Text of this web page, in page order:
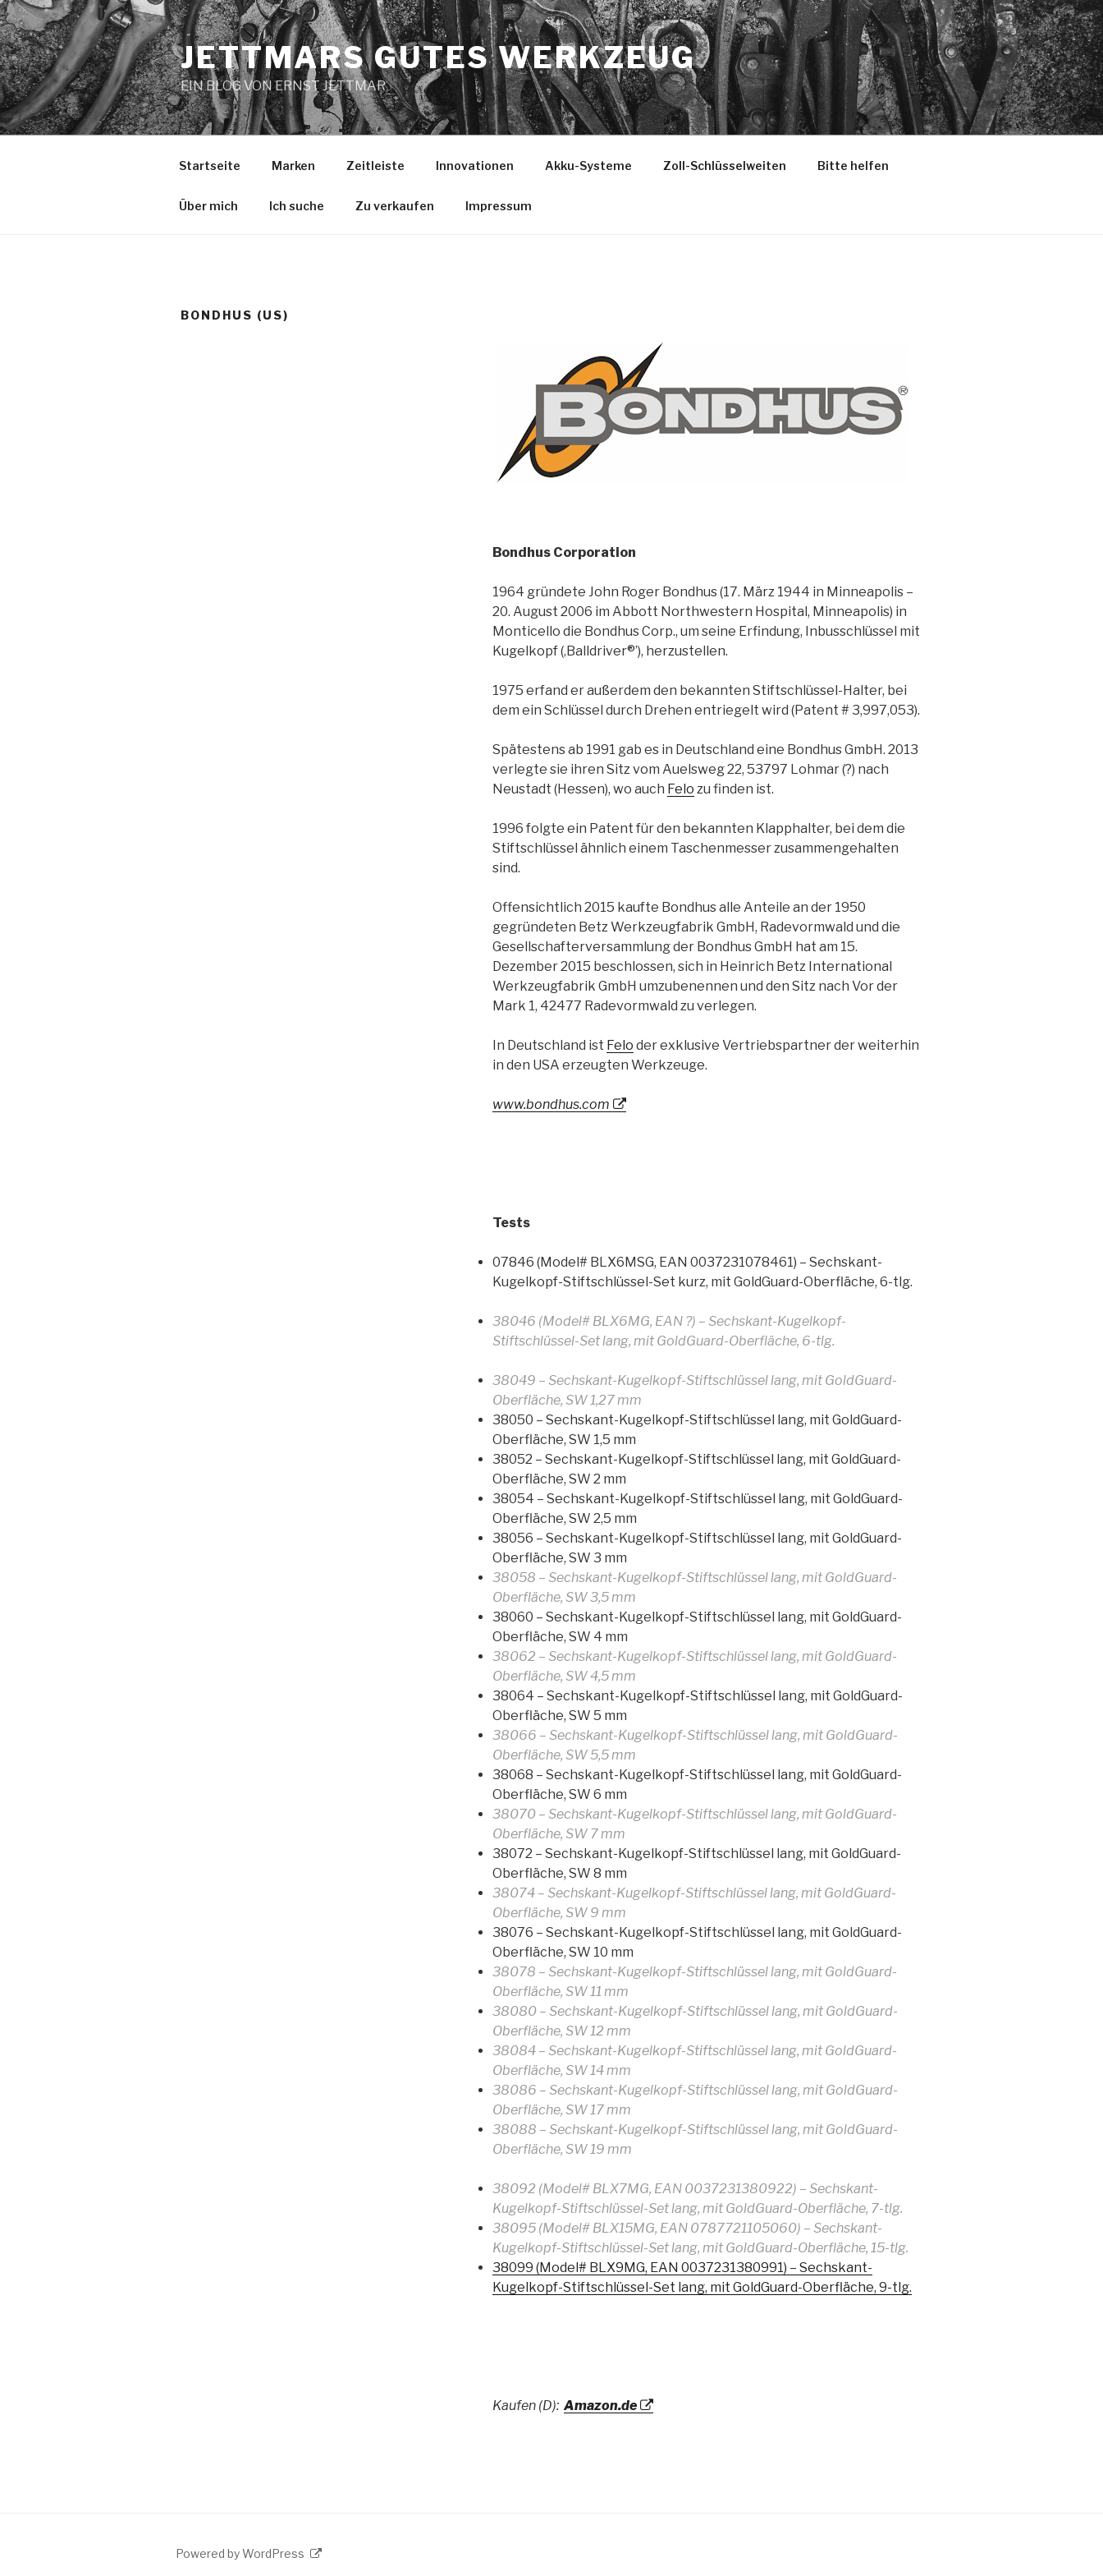
Zum
Inhalt
springen
JETTMARS GUTES WERKZEUG
EIN BLOG VON ERNST JETTMAR
Startseite Marken Zeitleiste Innovationen Akku-Systeme Zoll-Schlüsselweiten Bitte helfen
Über mich Ich suche Zu verkaufen Impressum
BONDHUS (US)
Bondhus Corporation
1964 gründete John Roger Bondhus (17. März 1944 in Minneapolis –
20. August 2006 im Abbott Northwestern Hospital, Minneapolis) in
Monticello die Bondhus Corp., um seine Erfindung, Inbusschlüssel mit
Kugelkopf (‚Balldriver®’), herzustellen.
1975 erfand er außerdem den bekannten Stiftschlüssel-Halter, bei
dem ein Schlüssel durch Drehen entriegelt wird (Patent # 3,997,053).
Spätestens ab 1991 gab es in Deutschland eine Bondhus GmbH. 2013
verlegte sie ihren Sitz vom Auelsweg 22, 53797 Lohmar (?) nach
Neustadt (Hessen), wo auch Felo zu finden ist.
1996 folgte ein Patent für den bekannten Klapphalter, bei dem die
Stiftschlüssel ähnlich einem Taschenmesser zusammengehalten
sind.
Offensichtlich 2015 kaufte Bondhus alle Anteile an der 1950
gegründeten Betz Werkzeugfabrik GmbH, Radevormwald und die
Gesellschafterversammlung der Bondhus GmbH hat am 15.
Dezember 2015 beschlossen, sich in Heinrich Betz International
Werkzeugfabrik GmbH umzubenennen und den Sitz nach Vor der
Mark 1, 42477 Radevormwald zu verlegen.
In Deutschland ist Felo der exklusive Vertriebspartner der weiterhin
in den USA erzeugten Werkzeuge.
www.bondhus.com
Tests
07846 (Model# BLX6MSG, EAN 0037231078461) – Sechskant-
Kugelkopf-Stiftschlüssel-Set kurz, mit GoldGuard-Oberfläche, 6-tlg.
38046 (Model# BLX6MG, EAN ?) – Sechskant-Kugelkopf-
Stiftschlüssel-Set lang, mit GoldGuard-Oberfläche, 6-tlg.
38049 – Sechskant-Kugelkopf-Stiftschlüssel lang, mit GoldGuard-
Oberfläche, SW 1,27 mm
38050 – Sechskant-Kugelkopf-Stiftschlüssel lang, mit GoldGuard-
Oberfläche, SW 1,5 mm
38052 – Sechskant-Kugelkopf-Stiftschlüssel lang, mit GoldGuard-
Oberfläche, SW 2 mm
38054 – Sechskant-Kugelkopf-Stiftschlüssel lang, mit GoldGuard-
Oberfläche, SW 2,5 mm
38056 – Sechskant-Kugelkopf-Stiftschlüssel lang, mit GoldGuard-
Oberfläche, SW 3 mm
38058 – Sechskant-Kugelkopf-Stiftschlüssel lang, mit GoldGuard-
Oberfläche, SW 3,5 mm
38060 – Sechskant-Kugelkopf-Stiftschlüssel lang, mit GoldGuard-
Oberfläche, SW 4 mm
38062 – Sechskant-Kugelkopf-Stiftschlüssel lang, mit GoldGuard-
Oberfläche, SW 4,5 mm
38064 – Sechskant-Kugelkopf-Stiftschlüssel lang, mit GoldGuard-
Oberfläche, SW 5 mm
38066 – Sechskant-Kugelkopf-Stiftschlüssel lang, mit GoldGuard-
Oberfläche, SW 5,5 mm
38068 – Sechskant-Kugelkopf-Stiftschlüssel lang, mit GoldGuard-
Oberfläche, SW 6 mm
38070 – Sechskant-Kugelkopf-Stiftschlüssel lang, mit GoldGuard-
Oberfläche, SW 7 mm
38072 – Sechskant-Kugelkopf-Stiftschlüssel lang, mit GoldGuard-
Oberfläche, SW 8 mm
38074 – Sechskant-Kugelkopf-Stiftschlüssel lang, mit GoldGuard-
Oberfläche, SW 9 mm
38076 – Sechskant-Kugelkopf-Stiftschlüssel lang, mit GoldGuard-
Oberfläche, SW 10 mm
38078 – Sechskant-Kugelkopf-Stiftschlüssel lang, mit GoldGuard-
Oberfläche, SW 11 mm
38080 – Sechskant-Kugelkopf-Stiftschlüssel lang, mit GoldGuard-
Oberfläche, SW 12 mm
38084 – Sechskant-Kugelkopf-Stiftschlüssel lang, mit GoldGuard-
Oberfläche, SW 14 mm
38086 – Sechskant-Kugelkopf-Stiftschlüssel lang, mit GoldGuard-
Oberfläche, SW 17 mm
38088 – Sechskant-Kugelkopf-Stiftschlüssel lang, mit GoldGuard-
Oberfläche, SW 19 mm
38092 (Model# BLX7MG, EAN 0037231380922) – Sechskant-
Kugelkopf-Stiftschlüssel-Set lang, mit GoldGuard-Oberfläche, 7-tlg.
38095 (Model# BLX15MG, EAN 0787721105060) – Sechskant-
Kugelkopf-Stiftschlüssel-Set lang, mit GoldGuard-Oberfläche, 15-tlg.
38099 (Model# BLX9MG, EAN 0037231380991) – Sechskant-
Kugelkopf-Stiftschlüssel-Set lang, mit GoldGuard-Oberfläche, 9-tlg.
Kaufen (D): Amazon.de
Powered by WordPress